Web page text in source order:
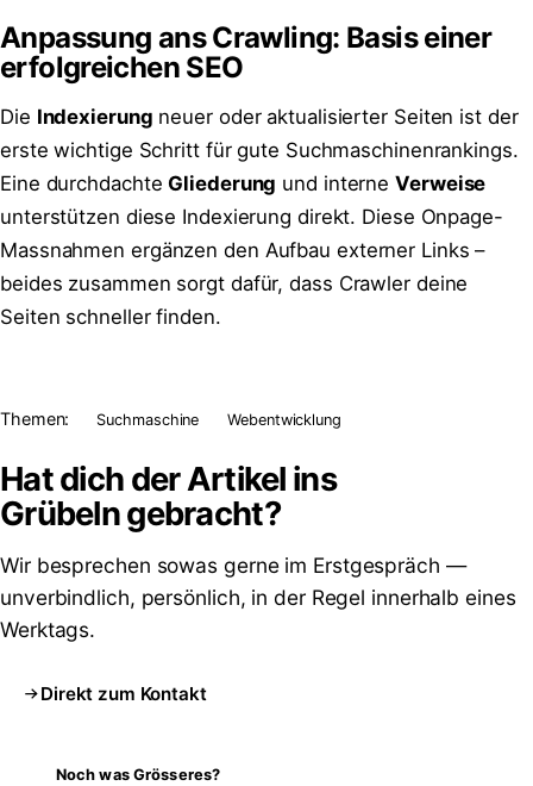
Anpassung ans Crawling: Basis einer
erfolgreichen SEO
Die Indexierung neuer oder aktualisierter Seiten ist der
erste wichtige Schritt für gute Suchmaschinenrankings.
Eine durchdachte Gliederung und interneVerweise
unterstützen diese Indexierung direkt. Diese Onpage-
Massnahmen ergänzen den Aufbau externer Links –
beides zusammen sorgt dafür, dass Crawler deine
Seiten schneller finden.
Themen: Suchmaschine Webentwicklung
Hat dich der Artikel ins
Grübelngebracht?
Wir besprechen sowas gerne im Erstgespräch —
unverbindlich, persönlich, in der Regel innerhalb eines
Werktags.
Direkt zum Kontakt
Noch was Grösseres?